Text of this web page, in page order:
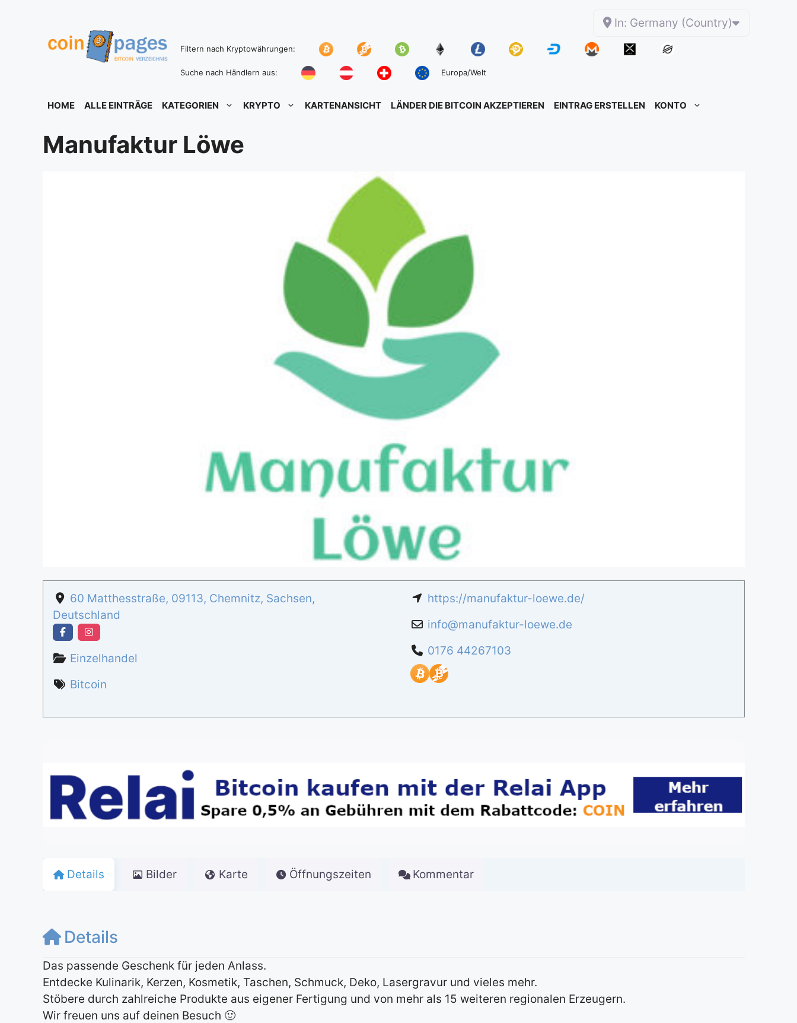
In: Germany (Country)
Filtern nach Kryptowährungen:
Suche nach Händlern aus: Europa/Welt
HOME ALLE EINTRÄGE KATEGORIEN KRYPTO KARTENANSICHT LÄNDER DIE BITCOIN AKZEPTIEREN EINTRAG ERSTELLEN KONTO
Manufaktur Löwe
60 Matthesstraße, 09113, Chemnitz, Sachsen,
Deutschland
Einzelhandel
Bitcoin
https://manufaktur-loewe.de/
info@manufaktur-loewe.de
‭0176 44267103‬
Details Bilder Karte Öffnungszeiten Kommentar
Details
Das passende Geschenk für jeden Anlass.
Entdecke Kulinarik, Kerzen, Kosmetik, Taschen, Schmuck, Deko, Lasergravur und vieles mehr.
Stöbere durch zahlreiche Produkte aus eigener Fertigung und von mehr als 15 weiteren regionalen Erzeugern.
Wir freuen uns auf deinen Besuch 🙂